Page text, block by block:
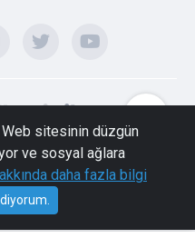
Web sitesinin düzgün
ve sosyal ağlara
daha fazla bilgi